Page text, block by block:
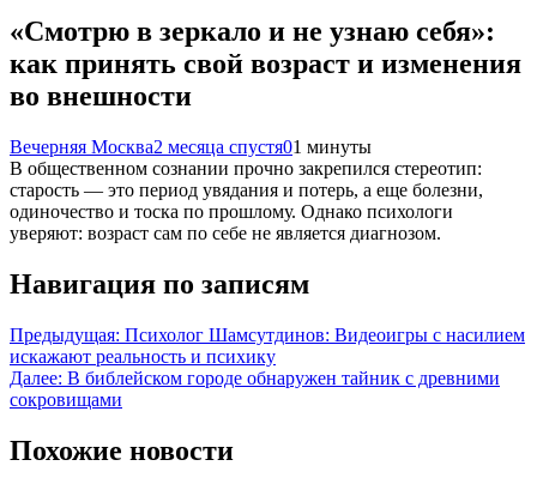
«Смотрю в зеркало и не узнаю себя»:
как принять свой возраст и изменения
во внешности
Вечерняя Москва2 месяца спустя01 минуты
В общественном сознании прочно закрепился стереотип:
старость — это период увядания и потерь, а еще болезни,
одиночество и тоска по прошлому. Однако психологи
уверяют: возраст сам по себе не является диагнозом.
Навигация по записям
Предыдущая: Психолог Шамсутдинов: Видеоигры с насилием
искажают реальность и психику
Далее: В библейском городе обнаружен тайник с древними
сокровищами
Похожие новости